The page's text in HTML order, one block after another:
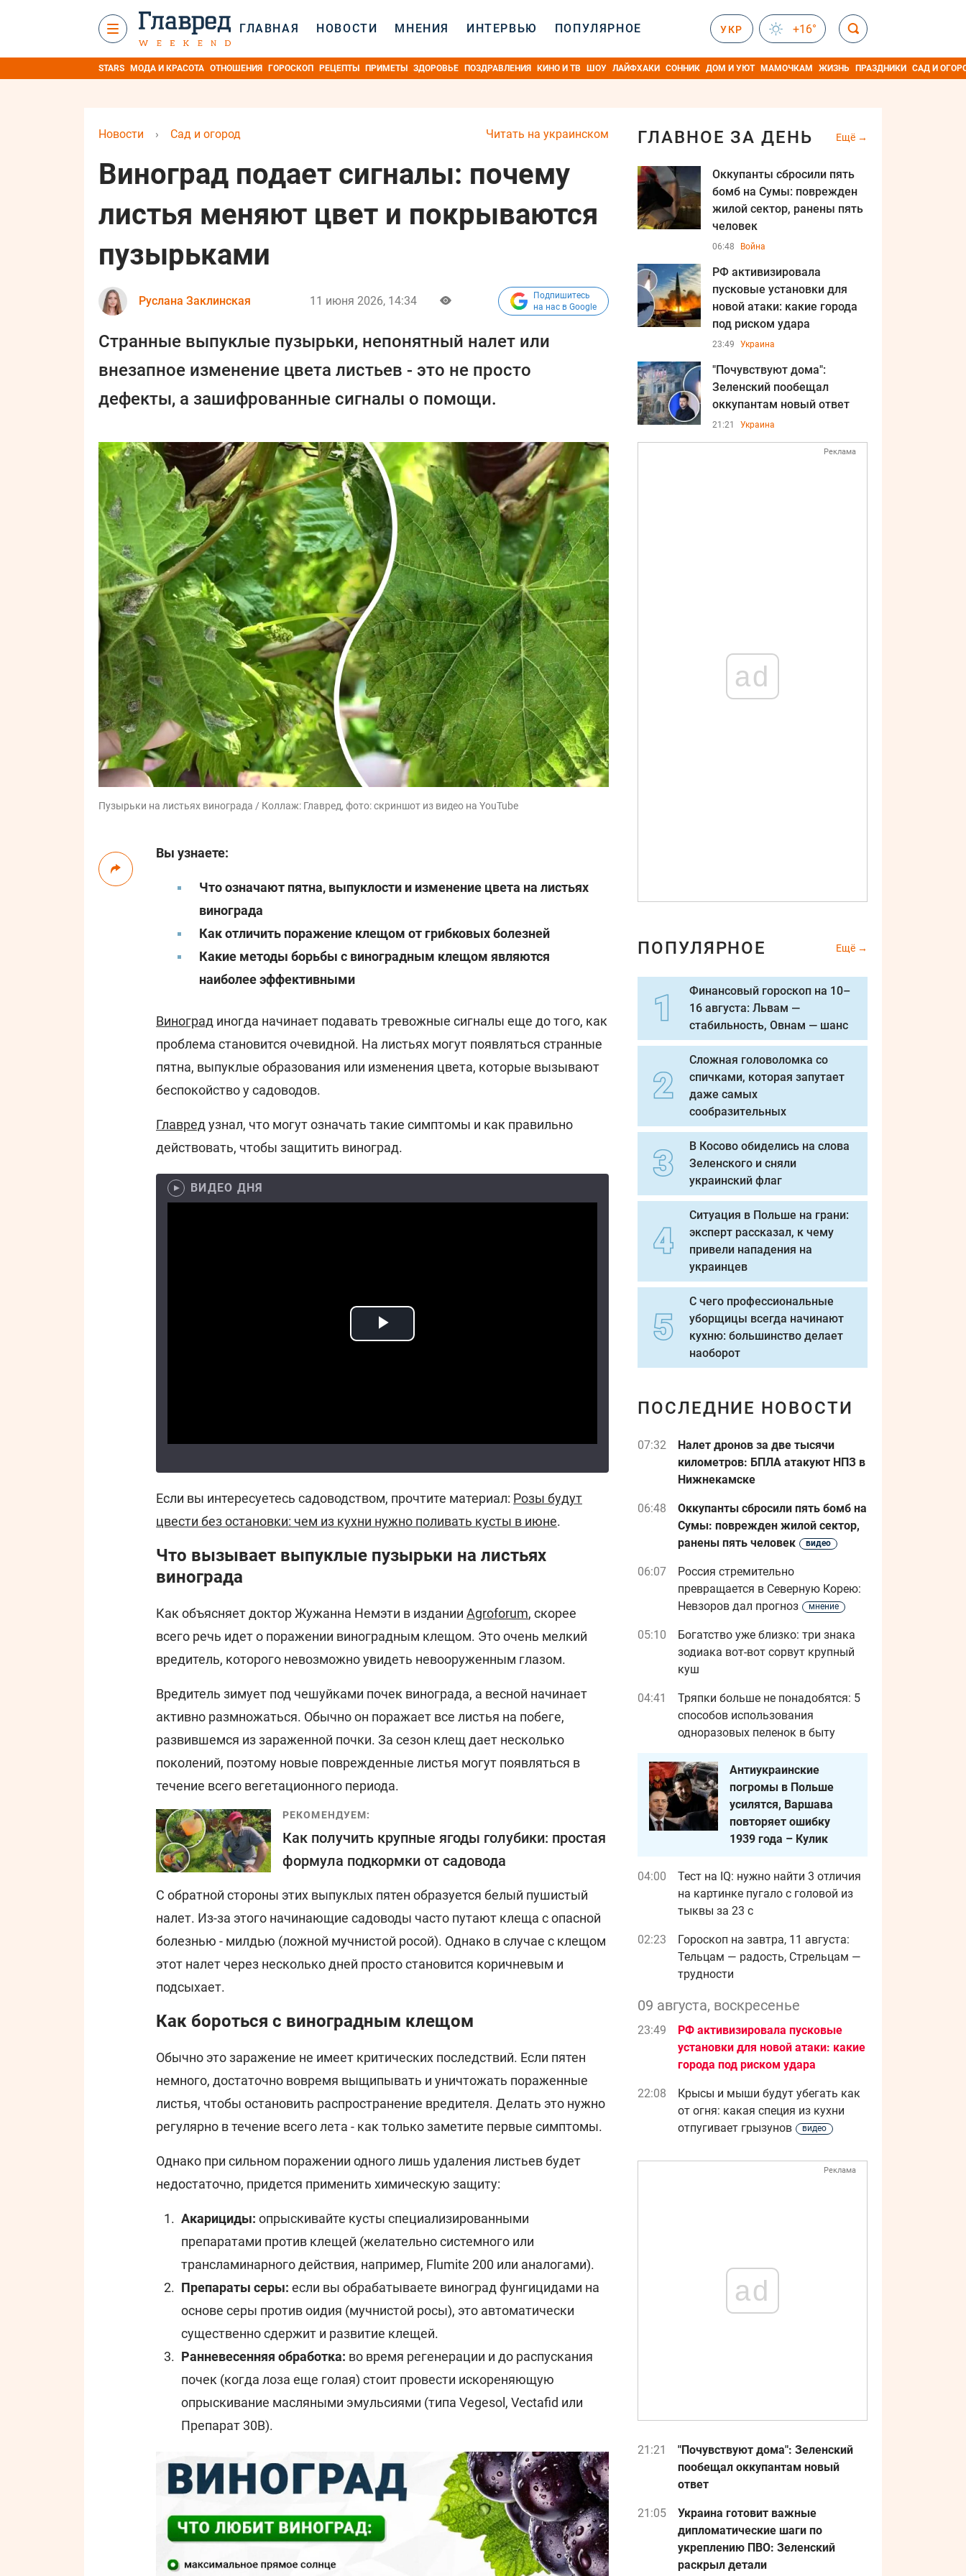
ГЛАВНАЯ НОВОСТИ МНЕНИЯ ИНТЕРВЬЮ ПОПУЛЯРНОЕ УКР +16°
STARS МОДА И КРАСОТА ОТНОШЕНИЯ ГОРОСКОП РЕЦЕПТЫ ПРИМЕТЫ ЗДОРОВЬЕ ПОЗДРАВЛЕНИЯ КИНО И ТВ ШОУ ЛАЙФХАКИ СОННИК ДОМ И УЮТ МАМОЧКАМ ЖИЗНЬ ПРАЗДНИКИ САД И
Читать на украинском
Новости › Сад и огород
Виноград подает сигналы: почему
листья меняют цвет и покрываются
пузырьками
Руслана Заклинская 11 июня 2026, 14:34
Подпишитесь
на нас в Google
Странные выпуклые пузырьки, непонятный налет или
внезапное изменение цвета листьев - это не просто
дефекты, а зашифрованные сигналы о помощи.
Пузырьки на листьях винограда / Коллаж: Главред, фото: скриншот из видео на YouTube
Вы узнаете:
Что означают пятна, выпуклости и изменение цвета на листьях
винограда
Как отличить поражение клещом от грибковых болезней
Какие методы борьбы с виноградным клещом являются
наиболее эффективными
Виноград иногда начинает подавать тревожные сигналы еще до того, как
проблема становится очевидной. На листьях могут появляться странные
пятна, выпуклые образования или изменения цвета, которые вызывают
беспокойство у садоводов.
Главред узнал, что могут означать такие симптомы и как правильно
действовать, чтобы защитить виноград.
ВИДЕО ДНЯ
Если вы интересуетесь садоводством, прочтите материал: Розы будут
цвести без остановки: чем из кухни нужно поливать кусты в июне.
Что вызывает выпуклые пузырьки на листьях
винограда
Как объясняет доктор Жужанна Немэти в издании Agroforum, скорее
всего речь идет о поражении виноградным клещом. Это очень мелкий
вредитель, которого невозможно увидеть невооруженным глазом.
Вредитель зимует под чешуйками почек винограда, а весной начинает
активно размножаться. Обычно он поражает все листья на побеге,
развившемся из зараженной почки. За сезон клещ дает несколько
поколений, поэтому новые поврежденные листья могут появляться в
течение всего вегетационного периода.
РЕКОМЕНДУЕМ:
Как получить крупные ягоды голубики: простая
формула подкормки от садовода
С обратной стороны этих выпуклых пятен образуется белый пушистый
налет. Из-за этого начинающие садоводы часто путают клеща с опасной
болезнью - милдью (ложной мучнистой росой). Однако в случае с клещом
этот налет через несколько дней просто становится коричневым и
подсыхает.
Как бороться с виноградным клещом
Обычно это заражение не имеет критических последствий. Если пятен
немного, достаточно вовремя выщипывать и уничтожать пораженные
листья, чтобы остановить распространение вредителя. Делать это нужно
регулярно в течение всего лета - как только заметите первые симптомы.
Однако при сильном поражении одного лишь удаления листьев будет
недостаточно, придется применить химическую защиту:
Акарициды: опрыскивайте кусты специализированными
препаратами против клещей (желательно системного или
трансламинарного действия, например, Flumite 200 или аналогами).
Препараты серы: если вы обрабатываете виноград фунгицидами на
основе серы против оидия (мучнистой росы), это автоматически
существенно сдержит и развитие клещей.
Ранневесенняя обработка: во время регенерации и до распускания
почек (когда лоза еще голая) стоит провести искореняющую
опрыскивание масляными эмульсиями (типа Vegesol, Vectafid или
Препарат 30В).
ГЛАВНОЕ ЗА ДЕНЬ Ещё
Оккупанты сбросили пять
бомб на Сумы: поврежден
жилой сектор, ранены пять
человек
06:48 Война
РФ активизировала
пусковые установки для
новой атаки: какие города
под риском удара
23:49 Украина
"Почувствуют дома":
Зеленский пообещал
оккупантам новый ответ
21:21 Украина
Реклама
ad
ПОПУЛЯРНОЕ Ещё
Финансовый гороскоп на 10–
16 августа: Львам —
стабильность, Овнам — шанс
Сложная головоломка со
спичками, которая запутает
даже самых
сообразительных
В Косово обиделись на слова
Зеленского и сняли
украинский флаг
Ситуация в Польше на грани:
эксперт рассказал, к чему
привели нападения на
украинцев
С чего профессиональные
уборщицы всегда начинают
кухню: большинство делает
наоборот
ПОСЛЕДНИЕ НОВОСТИ
07:32
Налет дронов за две тысячи
километров: БПЛА атакуют НПЗ в
Нижнекамске
06:48
Оккупанты сбросили пять бомб на
Сумы: поврежден жилой сектор,
ранены пять человек
видео
06:07
Россия стремительно
превращается в Северную Корею:
Невзоров дал прогноз
мнение
05:10
Богатство уже близко: три знака
зодиака вот-вот сорвут крупный
куш
04:41
Тряпки больше не понадобятся: 5
способов использования
одноразовых пеленок в быту
Антиукраинские
погромы в Польше
усилятся, Варшава
повторяет ошибку
1939 года – Кулик
04:00
Тест на IQ: нужно найти 3 отличия
на картинке пугало с головой из
тыквы за 23 с
02:23
Гороскоп на завтра, 11 августа:
Тельцам — радость, Стрельцам —
трудности
09 августа, воскресенье
23:49
РФ активизировала пусковые
установки для новой атаки: какие
города под риском удара
22:08
Крысы и мыши будут убегать как
от огня: какая специя из кухни
отпугивает грызунов
видео
Реклама
ad
21:21
"Почувствуют дома": Зеленский
пообещал оккупантам новый
ответ
21:05
Украина готовит важные
дипломатические шаги по
укреплению ПВО: Зеленский
раскрыл детали